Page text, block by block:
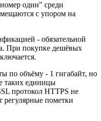
один" среди
с упором на
- обязательной
При покупке дешёвых
по объёму - 1 гигабайт, но
таких единицы
протокол HTTPS не
регулярные пометки